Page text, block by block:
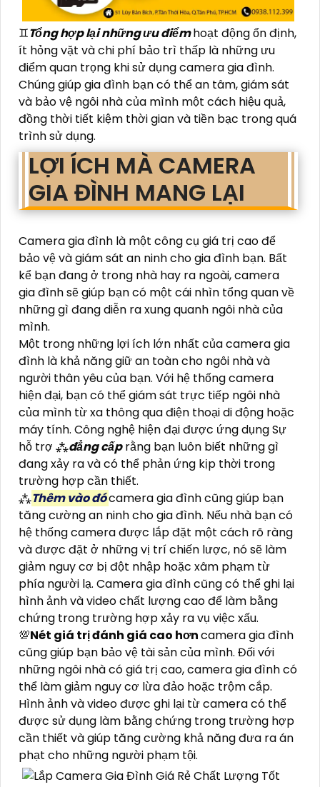
♊Tổng hợp lại những ưu điểmhoạt động ổn định,
ít hỏng vặt và chi phí bảo trì thấp là những ưu
điểm quan trọng khi sử dụng camera gia đình.
Chúng giúp gia đình bạn có thể an tâm, giám sát
và bảo vệ ngôi nhà của mình một cách hiệu quả,
đồng thời tiết kiệm thời gian và tiền bạc trong quá
trình sử dụng.
LỢI ÍCH MÀ CAMERA
GIA ĐÌNH MANG LẠI
Camera gia đình là một công cụ giá trị cao để
bảo vệ và giám sát an ninh cho gia đình bạn. Bất
kể bạn đang ở trong nhà hay ra ngoài, camera
gia đình sẽ giúp bạn có một cái nhìn tổng quan về
những gì đang diễn ra xung quanh ngôi nhà của
mình.
Một trong những lợi ích lớn nhất của camera gia
đình là khả năng giữ an toàn cho ngôi nhà và
người thân yêu của bạn. Với hệ thống camera
hiện đại, bạn có thể giám sát trực tiếp ngôi nhà
của mình từ xa thông qua điện thoại di động hoặc
máy tính. Công nghệ hiện đại được ứng dụng Sự
hỗ trợ ⁂đẳng cấprằng bạn luôn biết những gì
đang xảy ra và có thể phản ứng kịp thời trong
trường hợp cần thiết.
⁂Thêm vào đócamera gia đình cũng giúp bạn
tăng cường an ninh cho gia đình. Nếu nhà bạn có
hệ thống camera được lắp đặt một cách rõ ràng
và được đặt ở những vị trí chiến lược, nó sẽ làm
giảm nguy cơ bị đột nhập hoặc xâm phạm từ
phía người lạ. Camera gia đình cũng có thể ghi lại
hình ảnh và video chất lượng cao để làm bằng
chứng trong trường hợp xảy ra vụ việc xấu.
💯Nét giá trị đánh giá cao hơncamera gia đình
cũng giúp bạn bảo vệ tài sản của mình. Đối với
những ngôi nhà có giá trị cao, camera gia đình có
thể làm giảm nguy cơ lừa đảo hoặc trộm cắp.
Hình ảnh và video được ghi lại từ camera có thể
được sử dụng làm bằng chứng trong trường hợp
cần thiết và giúp tăng cường khả năng đưa ra án
phạt cho những người phạm tội.